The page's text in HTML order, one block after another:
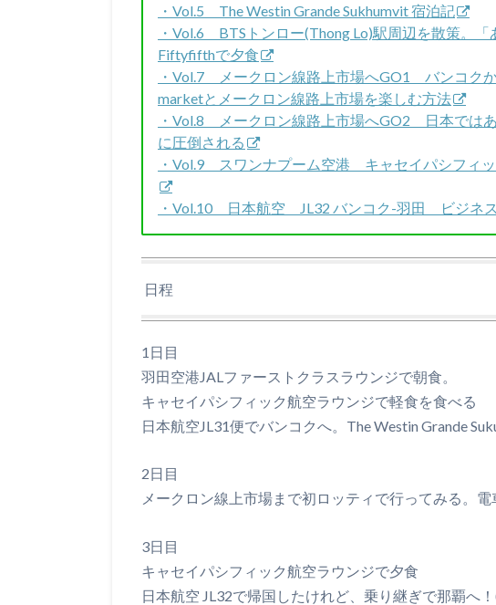
・Vol.5 The Westin Grande Sukhumvit 宿泊記
・Vol.6 BTSトンロー(Thong Lo)駅周辺を散策。「
Fiftyfifthで夕食
・Vol.7 メークロン線路上市場へGO1 バンコク
marketとメークロン線路上市場を楽しむ方法
・Vol.8 メークロン線路上市場へGO2 日本では
に圧倒される
・Vol.9 スワンナプーム空港 キャセイパシフィ
・Vol.10 日本航空 JL32 バンコク-羽田 ビジネ
日程
1日目
羽田空港JALファーストクラスラウンジで朝食。
キャセイパシフィック航空ラウンジで軽食を食べる
日本航空JL31便でバンコクへ。The Westin Grande
2日目
メークロン線上市場まで初ロッティで行ってみる。電
3日目
キャセイパシフィック航空ラウンジで夕食
日本航空 JL32で帰国したけれど、乗り継ぎで那覇へ